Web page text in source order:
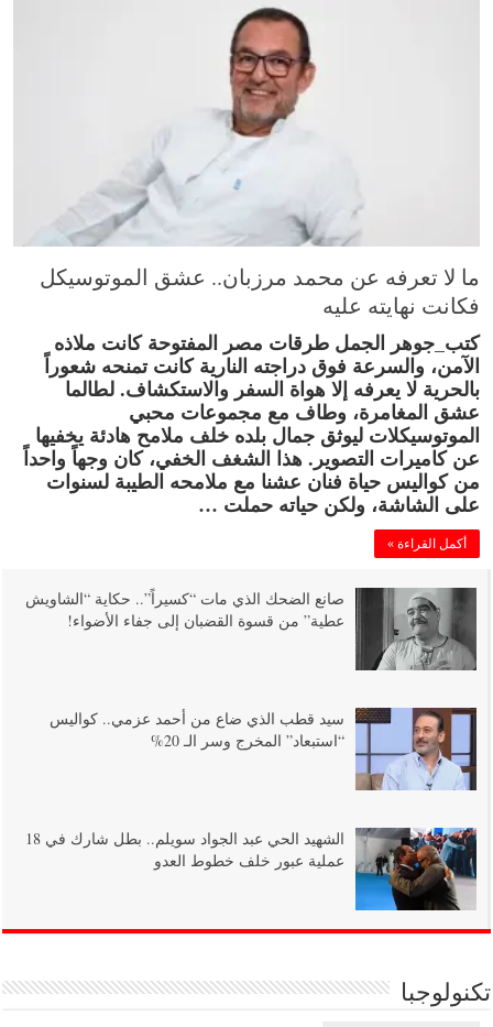
ما لا تعرفه عن محمد مرزبان.. عشق الموتوسيكل
فكانت نهايته عليه
كتب_جوهر الجمل طرقات مصر المفتوحة كانت ملاذه
الآمن، والسرعة فوق دراجته النارية كانت تمنحه شعوراً
بالحرية لا يعرفه إلا هواة السفر والاستكشاف. لطالما
عشق المغامرة، وطاف مع مجموعات محبي
الموتوسيكلات ليوثق جمال بلده خلف ملامح هادئة يخفيها
عن كاميرات التصوير. هذا الشغف الخفي، كان وجهاً واحداً
من كواليس حياة فنان عشنا مع ملامحه الطيبة لسنوات
على الشاشة، ولكن حياته حملت …
أكمل القراءة »
صانع الضحك الذي مات “كسيراً”.. حكاية “الشاويش
عطية” من قسوة القضبان إلى جفاء الأضواء!
سيد قطب الذي ضاع من أحمد عزمي.. كواليس
“استبعاد” المخرج وسر الـ 20%
الشهيد الحي عبد الجواد سويلم.. بطل شارك في 18
عملية عبور خلف خطوط العدو
تكنولوجبا